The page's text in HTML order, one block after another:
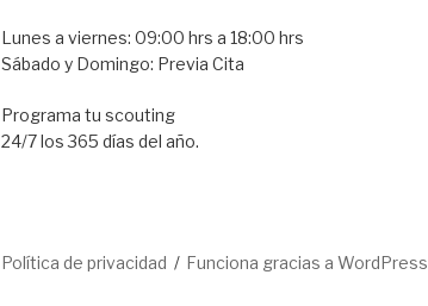
Lunes a viernes: 09:00 hrs a 18:00 hrs
Sábado y Domingo: Previa Cita
Programa tu scouting
24/7 los 365 días del año.
Política de privacidad Funciona gracias a WordPress